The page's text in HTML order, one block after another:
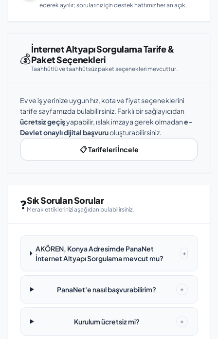
ederek ayrılır; sorularınız için destek hattımız her an açık.
💰
İnternet Altyapı Sorgulama Tarife &
Paket Seçenekleri
Taahhütlü ve taahhütsüz paket seçenekleri mevcuttur.
Ev ve iş yerinize uygun hız, kota ve fiyat seçeneklerini
tarife sayfamızda bulabilirsiniz. Farklı bir sağlayıcıdan
ücretsiz geçişyapabilir, ıslak imzaya gerek olmadane-
Devlet onaylı dijital başvuruoluşturabilirsiniz.
📋 Tarifeleri İncele
❓Sık Sorulan Sorular
Merak ettiklerinizi aşağıdan bulabilirsiniz.
AKÖREN, Konya Adresimde PanaNet
İnternet Altyapı Sorgulama mevcut mu?
+
PanaNet'e nasıl başvurabilirim? +
Kurulum ücretsiz mi? +